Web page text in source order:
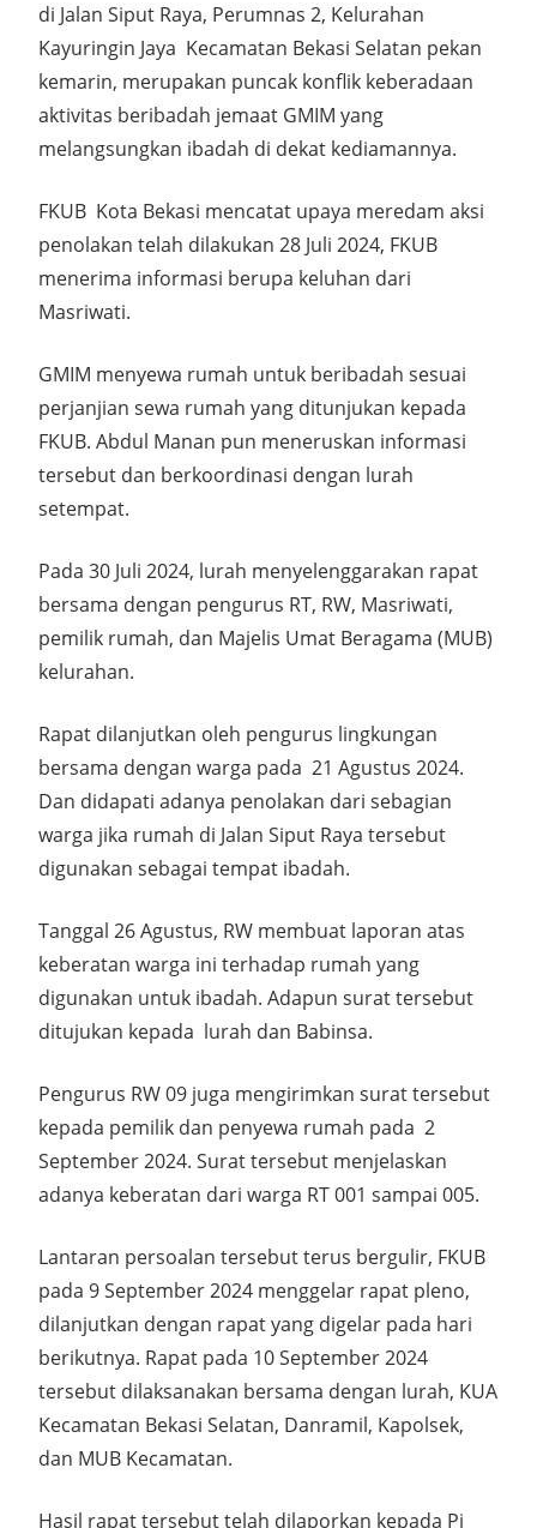
di Jalan Siput Raya, Perumnas 2, Kelurahan
Kayuringin Jaya Kecamatan Bekasi Selatan pekan
kemarin, merupakan puncak konflik keberadaan
aktivitas beribadah jemaat GMIM yang
melangsungkan ibadah di dekat kediamannya.
FKUB Kota Bekasi mencatat upaya meredam aksi
penolakan telah dilakukan 28 Juli 2024, FKUB
menerima informasi berupa keluhan dari
Masriwati.
GMIM menyewa rumah untuk beribadah sesuai
perjanjian sewa rumah yang ditunjukan kepada
FKUB. Abdul Manan pun meneruskan informasi
tersebut dan berkoordinasi dengan lurah
setempat.
Pada 30 Juli 2024, lurah menyelenggarakan rapat
bersama dengan pengurus RT, RW, Masriwati,
pemilik rumah, dan Majelis Umat Beragama (MUB)
kelurahan.
Rapat dilanjutkan oleh pengurus lingkungan
bersama dengan warga pada 21 Agustus 2024.
Dan didapati adanya penolakan dari sebagian
warga jika rumah di Jalan Siput Raya tersebut
digunakan sebagai tempat ibadah.
Tanggal 26 Agustus, RW membuat laporan atas
keberatan warga ini terhadap rumah yang
digunakan untuk ibadah. Adapun surat tersebut
ditujukan kepada lurah dan Babinsa.
Pengurus RW 09 juga mengirimkan surat tersebut
kepada pemilik dan penyewa rumah pada 2
September 2024. Surat tersebut menjelaskan
adanya keberatan dari warga RT 001 sampai 005.
Lantaran persoalan tersebut terus bergulir, FKUB
pada 9 September 2024 menggelar rapat pleno,
dilanjutkan dengan rapat yang digelar pada hari
berikutnya. Rapat pada 10 September 2024
tersebut dilaksanakan bersama dengan lurah, KUA
Kecamatan Bekasi Selatan, Danramil, Kapolsek,
dan MUB Kecamatan.
Hasil rapat tersebut telah dilaporkan kepada Pj